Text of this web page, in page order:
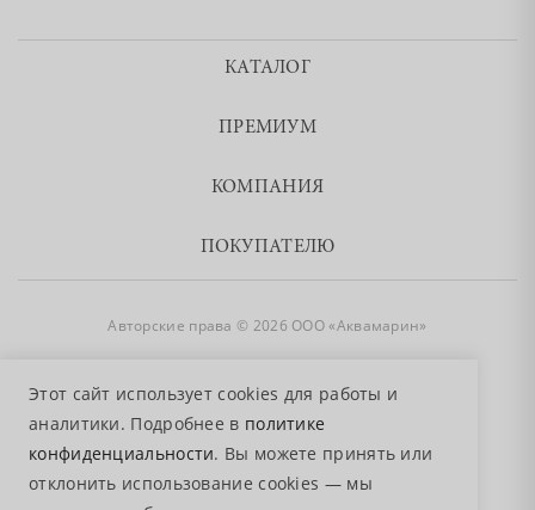
Этот сайт использует cookies для работы и
аналитики. Подробнее в политике
конфиденциальности. Вы можете принять или
отклонить использование cookies — мы
КАТАЛОГ
ПРЕМИУМ
КОМПАНИЯ
ПОКУПАТЕЛЮ
Авторские права © 2026 ООО «Аквамарин»